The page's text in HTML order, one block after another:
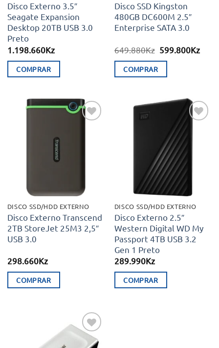
Disco Externo 3.5″
Seagate Expansion
Desktop 20TB USB 3.0
Preto
1.198.660Kz
COMPRAR
Disco SSD Kingston
480GB DC600M 2.5″
Enterprise SATA 3.0
649.880Kz O
era:
599.800KzO
COMPRAR
DISCO SSD/HDD EXTERNO
Disco Externo Transcend
2TB StoreJet 25M3 2,5″
USB 3.0
298.660Kz
COMPRAR
Adicionar
aos meus
desejos
DISCO SSD/HDD EXTERNO
Disco Externo 2.5″
Western Digital WD My
Passport 4TB USB 3.2
Gen 1 Preto
289.990Kz
COMPRAR
Adicionar